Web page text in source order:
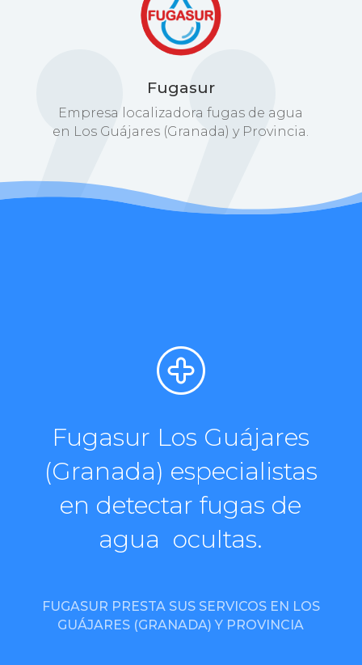
Fugasur
Empresa localizadora fugas de agua
en Los Guájares (Granada) y Provincia.
Fugasur Los Guájares
(Granada) especialistas
en detectar fugas de
agua ocultas.
FUGASUR PRESTA SUS SERVICOS EN LOS
GUÁJARES (GRANADA) Y PROVINCIA